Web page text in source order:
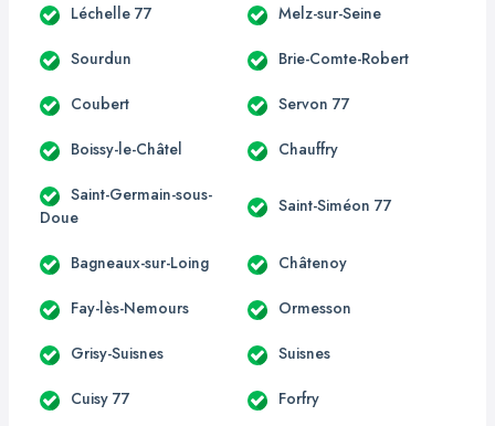
Léchelle 77 Melz-sur-Seine
Sourdun Brie-Comte-Robert
Coubert Servon 77
Boissy-le-Châtel Chauffry
Saint-Germain-sous-
Doue
Saint-Siméon 77
Bagneaux-sur-Loing Châtenoy
Fay-lès-Nemours Ormesson
Grisy-Suisnes Suisnes
Cuisy 77 Forfry